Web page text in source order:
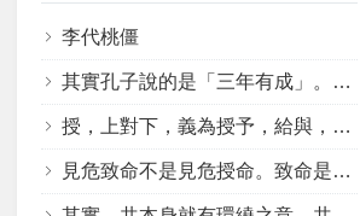
李代桃僵
其實孔子說的是「三年有成」。孔子可沒說「期月有成」喔！
授，上對下，義為授予，給與，交付。臨危授命，同見危授命，都是遇到危難時，能知人善任，交付受命者(接受命令者)處理危難的命令。
見危致命不是見危授命。致命是勇於獻身。授命是知人善任，付予受命者處理危難的命令。對象明確，就是受命者。如孫權授命陸遜，陸遜受命孫權。授命受命的命，是命令，不會是生命。如果把致命授命都說是獻出生命，那致仕授仕如何解釋?